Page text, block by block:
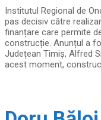
Institutul Regional de
pas decisiv către
finanțare care permite
construcție. Anunțul a
Județean Timiș, Alfred
acest moment,